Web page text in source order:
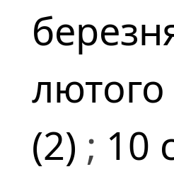
лютого
(2) ; 10